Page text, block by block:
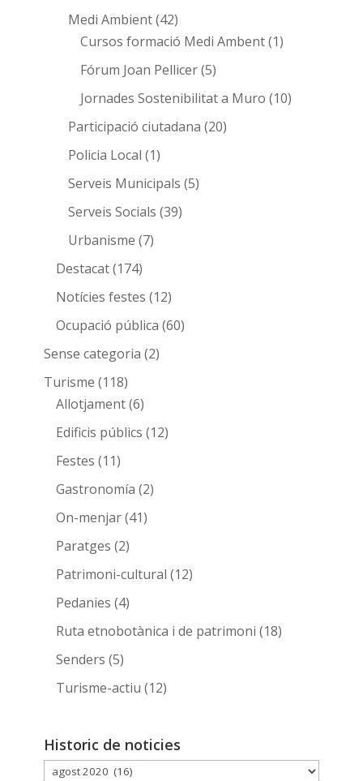
Medi Ambient(42)
Cursos formació Medi Ambent(1)
Fórum Joan Pellicer(5)
Jornades Sostenibilitat a Muro (10)
Participació ciutadana (20)
Policia Local (1)
Serveis Municipals (5)
Serveis Socials (39)
Urbanisme (7)
Destacat(174)
Notícies festes (12)
Ocupació pública (60)
Sense categoria (2)
Turisme (118)
Allotjament(6)
Edificis públics (12)
Festes (11)
Gastronomía (2)
On-menjar(41)
Paratges (2)
Patrimoni-cultural (12)
Pedanies (4)
Ruta etnobotànica i de patrimoni (18)
Senders (5)
Turisme-actiu (12)
Historic de noticies
Historic